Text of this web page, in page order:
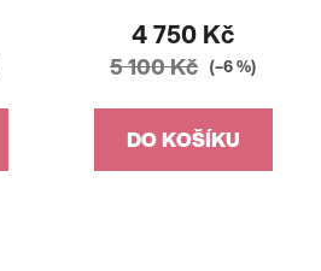
4 750 Kč
5 100 Kč (–6 %)
DO KOŠÍKU